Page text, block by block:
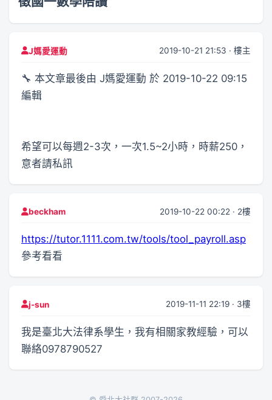
J媽愛運動 2019-10-21 21:53 · 樓主
🔧 本文章最後由 J媽愛運動 於 2019-10-22 09:15
編輯
希望可以每週2-3次，一次1.5~2小時，時薪250，
意者請私訊
beckham 2019-10-22 00:22 · 2樓
https://tutor.1111.com.tw/tools/tool_payroll.asp
參考看看
j-sun 2019-11-11 22:19 · 3樓
我是臺北大法律系學生，我有相關家教經驗，可以
聯絡0978790527